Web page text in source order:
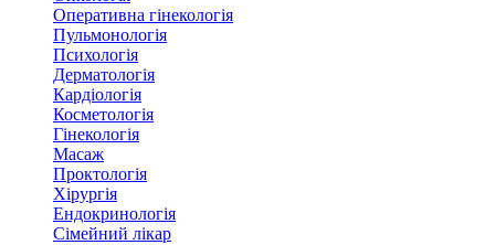
Оперативна гінекологія
Пульмонологія
Психологія
Дерматологія
Кардіологія
Косметологія
Гінекологія
Масаж
Проктологія
Хірургія
Ендокринологія
Сімейний лікар